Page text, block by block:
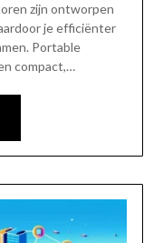
zijn ontworpen
je efficiënter
Portable
compact,…